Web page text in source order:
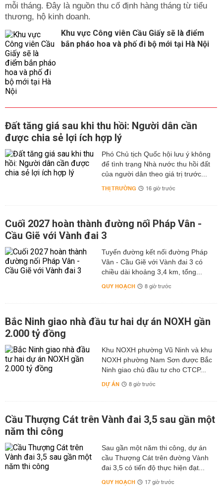
mỗi tháng. Đây là nguồn thu cố định hàng tháng từ tiểu
thương, hộ kinh doanh.
Khu vực Công viên Cầu Giấy sẽ là điểm
bắn pháo hoa và phố đi bộ mới tại Hà Nội
Đất tăng giá sau khi thu hồi: Người dân cần
được chia sẻ lợi ích hợp lý
Phó Chủ tịch Quốc hội lưu ý không
để tình trạng Nhà nước thu hồi đất
của người dân theo giá trị trước...
THỊ TRƯỜNG 16 giờ trước
Cuối 2027 hoàn thành đường nối Pháp Vân -
Cầu Giẽ với Vành đai 3
Tuyến đường kết nối đường Pháp
Vân - Cầu Giẽ với Vành đai 3 có
chiều dài khoảng 3,4 km, tổng...
QUY HOẠCH 8 giờ trước
Bắc Ninh giao nhà đầu tư hai dự án NOXH gần
2.000 tỷ đồng
Khu NOXH phường Vũ Ninh và khu
NOXH phường Nam Sơn được Bắc
Ninh giao chủ đầu tư cho CTCP...
DỰ ÁN 8 giờ trước
Cầu Thượng Cát trên Vành đai 3,5 sau gần một
năm thi công
Sau gần một năm thi công, dự án
cầu Thượng Cát trên đường Vành
đai 3,5 có tiến độ thực hiện đạt...
QUY HOẠCH 17 giờ trước